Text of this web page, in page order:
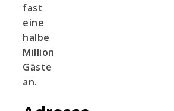
fast
eine
halbe
Million
Gäste
an.